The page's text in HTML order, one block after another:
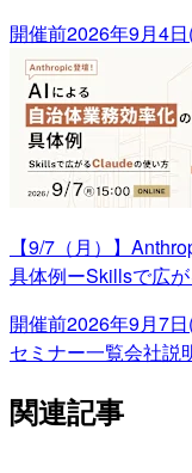
開催前2026年9月4
【9/7（月）】
具体例ーSkillsで広
開催前2026年9月7
セミナー一覧会社説
関連記事